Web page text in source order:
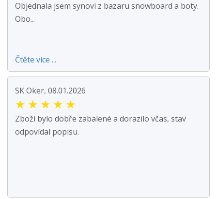
Objednala jsem synovi z bazaru snowboard a boty.
Obo...
Čtěte více ...
SK Oker, 08.01.2026
★ ★ ★ ★ ★
Zboží bylo dobře zabalené a dorazilo včas, stav
odpovídal popisu.